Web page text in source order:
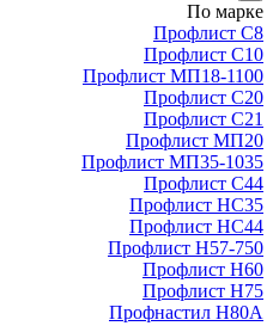
По марке
Профлист С8
Профлист С10
Профлист МП18-1100
Профлист С20
Профлист С21
Профлист МП20
Профлист МП35-1035
Профлист С44
Профлист НС35
Профлист НС44
Профлист Н57-750
Профлист Н60
Профлист Н75
Профнастил Н80А